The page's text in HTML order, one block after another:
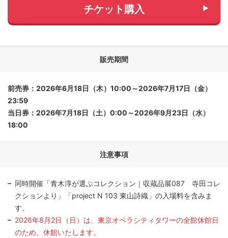
チケット購入
販売期間
前売券：2026年6月18日（木）10:00～2026年7月17日（金）
23:59
当日券：2026年7月18日（土）0:00～2026年9月23日（水）
18:00
注意事項
同時開催「青木淳が選ぶコレクション｜収蔵品展087 寺田コレ
クションより」「project N 103 東山詩織」の入場料を含みま
す。
2026年8月2日（日）は、東京オペラシティタワーの全館休館日
のため、休館いたします。